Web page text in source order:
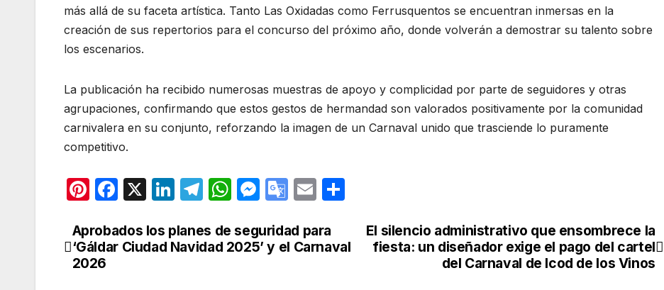
más allá de su faceta artística. Tanto Las Oxidadas como Ferrusquentos se encuentran inmersas en la
creación de sus repertorios para el concurso del próximo año, donde volverán a demostrar su talento sobre
los escenarios.
La publicación ha recibido numerosas muestras de apoyo y complicidad por parte de seguidores y otras
agrupaciones, confirmando que estos gestos de hermandad son valorados positivamente por la comunidad
carnivalera en su conjunto, reforzando la imagen de un Carnaval unido que trasciende lo puramente
competitivo.
Pi
er
e
F
c
e
X
Li
k
e
T
e
gr
W
at
s
M
s
s
G
o
gl
E
ail
m
p
Navegación
de
El silencio administrativo que ensombrece la
fiesta: un diseñador exige el pago del cartel
del Carnaval de Icod de los Vinos
Aprobados los planes de seguridad para
‘Gáldar Ciudad Navidad 2025’ y el Carnaval
2026